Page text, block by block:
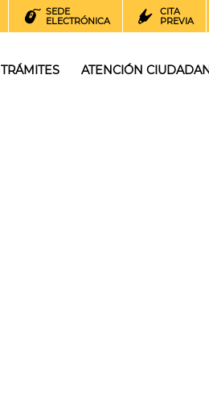
SEDE
ELECTRÓNICA
CITA
PREVIA
TRÁMITES ATENCIÓN